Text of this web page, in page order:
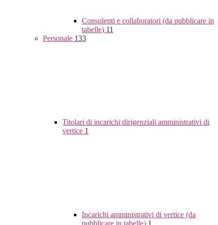
Consulenti e collaboratori (da pubblicare in
tabelle) 11
Personale 133
Titolari di incarichi dirigenziali amministrativi di
vertice 1
Incarichi amministrativi di vertice (da